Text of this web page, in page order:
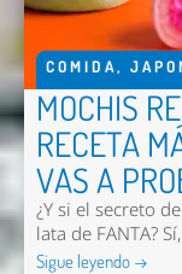
COMIDA,
MOCHIS
RECETA
VAS A
¿Y si el secreto
lata de FANTA?
Sigue leyendo →
Nombre *
Email *
Comentario *